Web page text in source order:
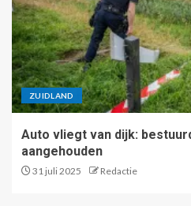
ZUIDLAND
Auto vliegt van dijk:
aangehouden
31 juli 2025 Redactie